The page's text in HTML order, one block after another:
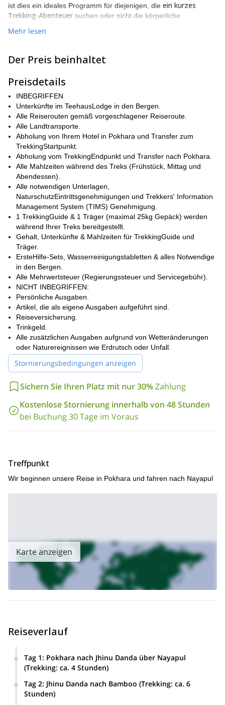
ist dies ein ideales Programm für diejenigen, die ein kurzes
Trekking-Abenteuer suchen oder nicht die körperliche
Treks zu bewältigen.
wir unser Abenteuer beginnen. Im Laufe der folgenden Tage
sechsten Tag erreichen wir Jhinu, wo wir uns in den heißen
Pokhara zurückkehren.
Insgesamtwerden wir durchschnittlich 5 Stunden pro Tag
wandern. Daher ist es wichtig, dass Sie körperlich fit sind.
Natürlich werden wir da sein, um Ihnen bei jedem Schritt zu
helfen und Sie zu führen.
Sind Sie bereit für einen aufregenden 7-tägigen Annapurna Base
Camp Trek? Dannbuchen Sie Ihren Platzund schließen Sie sich
uns an!
Wir bieten auch einen etwas längeren
14-tägigen Everest Base
Camp Trek
Mehr lesen
Der Preis beinhaltet
Preisdetails
INBEGRIFFEN
Unterkünfte im TeehausLodge in den Bergen.
Alle Reiserouten gemäß vorgeschlagener Reiseroute.
Alle Landtransporte.
Abholung von Ihrem Hotel in Pokhara und Transfer zum
TrekkingStartpunkt.
Abholung vom TrekkingEndpunkt und Transfer nach Pokhara.
Alle Mahlzeiten während des Treks (Frühstück, Mittag und
Abendessen).
Alle notwendigen Unterlagen,
NaturschutzEintrittsgenehmigungen und Trekkers' Information
Management System (TIMS) Genehmigung.
1 TrekkingGuide & 1 Träger (maximal 25kg Gepäck) werden
während Ihrer Treks bereitgestellt.
Gehalt, Unterkünfte & Mahlzeiten für TrekkingGuide und
Träger.
ErsteHilfe-Sets, Wasserreinigungstabletten & alles Notwendige
in den Bergen.
Alle Mehrwertsteuer (Regierungssteuer und Servicegebühr).
NICHT INBEGRIFFEN:
Persönliche Ausgaben.
Artikel, die als eigene Ausgaben aufgeführt sind.
Reiseversicherung.
Trinkgeld.
Alle zusätzlichen Ausgaben aufgrund von Wetteränderungen
oder Naturereignissen wie Erdrutsch oder Unfall.
Stornierungsbedingungen anzeigen
Sichern Sie Ihren Platz mit nur 30%Zahlung
Kostenlose Stornierung innerhalb von 48 Stunden
bei Buchung 30 Tage im Voraus
Treffpunkt
Wir beginnen unsere Reise in Pokhara und fahren nach Nayapul
Karte anzeigen
Reiseverlauf
Tag 1: Pokhara nach Jhinu Danda über Nayapul
(Trekking: ca. 4 Stunden)
Tag 2: Jhinu Danda nach Bamboo (Trekking: ca. 6
Stunden)